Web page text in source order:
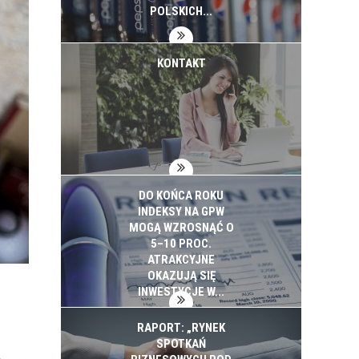
INWESTYCJE
POLSKICH...
KONTAKT
DO KOŃCA ROKU
INDEKSY NA GPW
MOGĄ WZROSNĄĆ O
5–10 PROC.
ATRAKCYJNE
OKAZUJĄ SIĘ
INWESTYCJE W...
RAPORT: „RYNEK
SPOTKAŃ